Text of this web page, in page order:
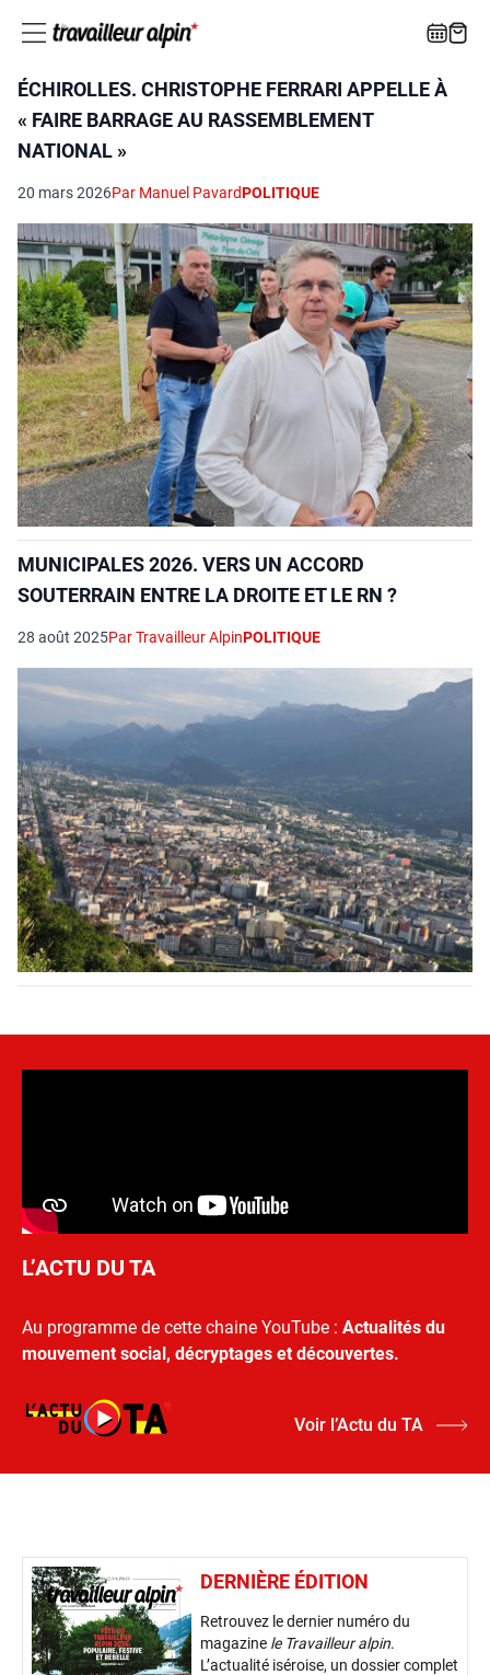
ÉCHIROLLES. CHRISTOPHE FERRARI APPELLE À
« FAIRE BARRAGE AU RASSEMBLEMENT
NATIONAL »
20 mars 2026Par Manuel PavardPOLITIQUE
MUNICIPALES 2026. VERS UN ACCORD
SOUTERRAIN ENTRE LA DROITE ET LE RN ?
28 août 2025Par Travailleur AlpinPOLITIQUE
L’ACTU DU TA
Au programme de cette chaine YouTube : Actualités du
mouvement social, décryptages et découvertes.
Voir l’Actu du TA
DERNIÈRE ÉDITION
Retrouvez le dernier numéro du
magazine le Travailleur alpin.
L’actualité iséroise, un dossier complet